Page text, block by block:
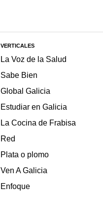
VERTICALES
La Voz de la Salud
Sabe Bien
Global Galicia
Estudiar en Galicia
La Cocina de Frabisa
Red
Plata o plomo
Ven A Galicia
Enfoque